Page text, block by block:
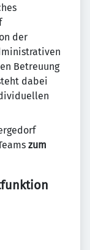
der
Betreuung
dabei
zum